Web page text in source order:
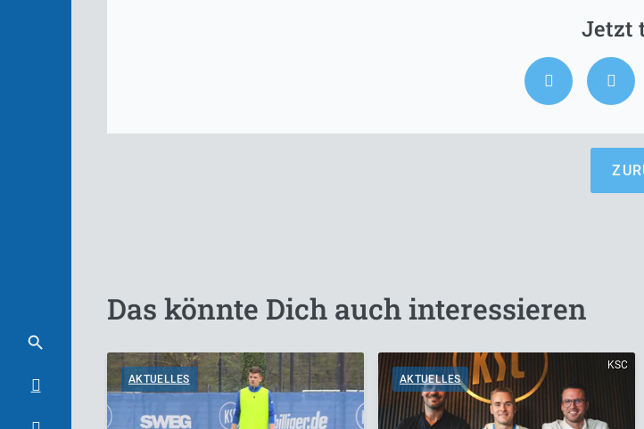
Das könnte Dich auch interessieren
AKTUELLES
KSC
AKTUELLES